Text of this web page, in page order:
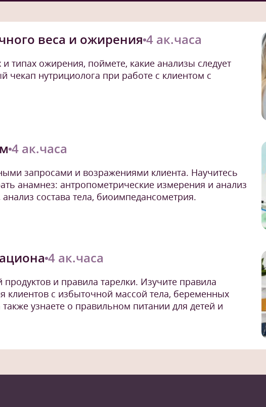
веса и ожирения 4 ак.часа
типах ожирения, поймете, какие анализы следует
чекап нутрициолога при работе с клиентом с
4 ак.часа
запросами и возражениями клиента. Научитесь
анамнез: антропометрические измерения и анализ
состава тела, биоимпедансометрия.
4 ак.часа
и правила тарелки. Изучите правила
клиентов с избыточной массой тела, беременных
узнаете о правильном питании для детей и